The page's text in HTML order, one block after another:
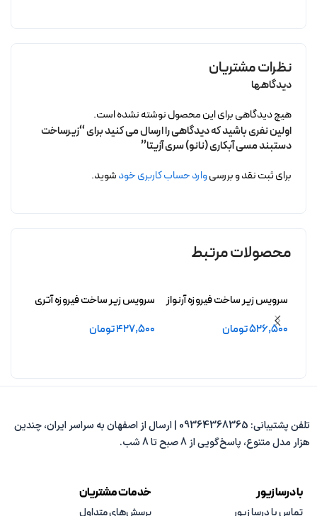
نظرات مشتریان
دیدگاهها
هیچ دیدگاهی برای این محصول نوشته نشده است.
اولین نفری باشید که دیدگاهی را ارسال می کنید برای “زیرساخت
دستبند مسی آبکاری (نانو) سری آزیتا”
برای ثبت نقد و بررسیوارد حساب کاربری خودشوید.
محصولات مرتبط
سرویس زیر ساخت فیروزه آرنواز
بدون آبکاری
526,500تومان
سرویس زیر ساخت فیروزه آتری
427,500تومان
تلفن پشتیبانی: 09364368365 | ارسال از اصفهان به سراسر ایران، چندین
هزار مدل متنوع، پاسخ‌گویی از 8 صبح تا 8 شب.
با درسا زیور خدمات مشتریان